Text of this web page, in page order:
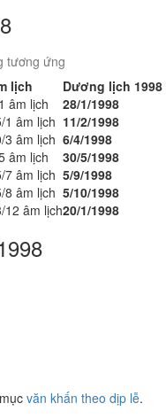
tương ứng
lịch
Dương lịch 1998
âm lịch
28/1/1998
1 âm lịch 11/2/1998
3 âm lịch 6/4/1998
âm lịch
30/5/1998
7 âm lịch 5/9/1998
8 âm lịch 5/10/1998
12 âm lịch20/1/1998
văn khấn theo dịp lễ.